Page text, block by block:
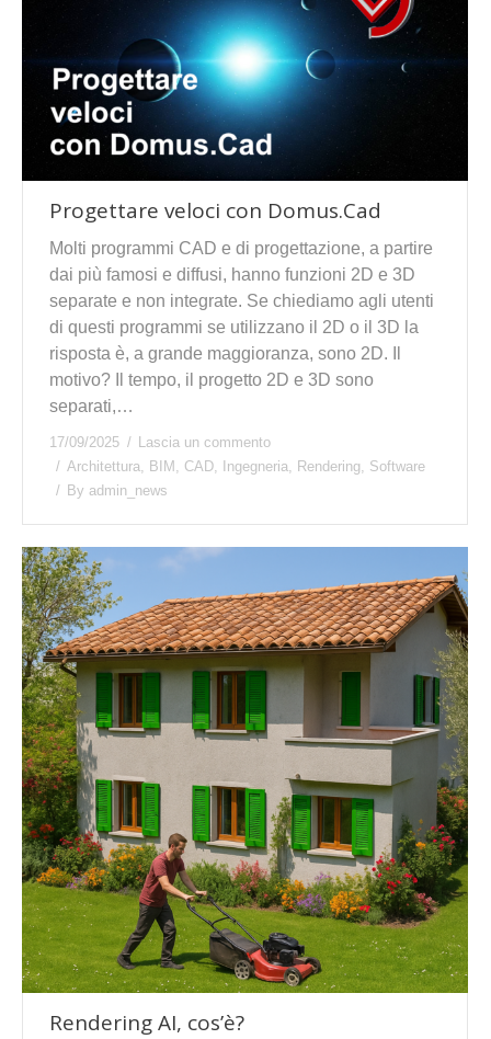
Progettare veloci con Domus.Cad
Molti programmi CAD e di progettazione, a partire
dai più famosi e diffusi, hanno funzioni 2D e 3D
separate e non integrate. Se chiediamo agli utenti
di questi programmi se utilizzano il 2D o il 3D la
risposta è, a grande maggioranza, sono 2D. Il
motivo? Il tempo, il progetto 2D e 3D sono
separati,…
17/09/2025
Lascia un commento
Architettura
BIM CAD Ingegneria Rendering
Software
By admin_news
Rendering AI, cos’è?